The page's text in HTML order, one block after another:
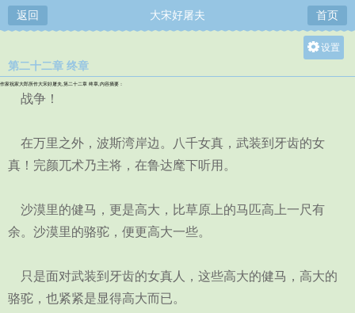
返回 大宋好屠夫 首页
设置
小
第二十二章 终章
作家祝家大郎所作大宋好屠夫,第二十二章 终章,内容摘要：
战争！
在万里之外，波斯湾岸边。八千女真，武装到牙齿的女
真！完颜兀术乃主将，在鲁达麾下听用。
沙漠里的健马，更是高大，比草原上的马匹高上一尺有
余。沙漠里的骆驼，便更高大一些。
只是面对武装到牙齿的女真人，这些高大的健马，高大的
骆驼，也紧紧是显得高大而已。